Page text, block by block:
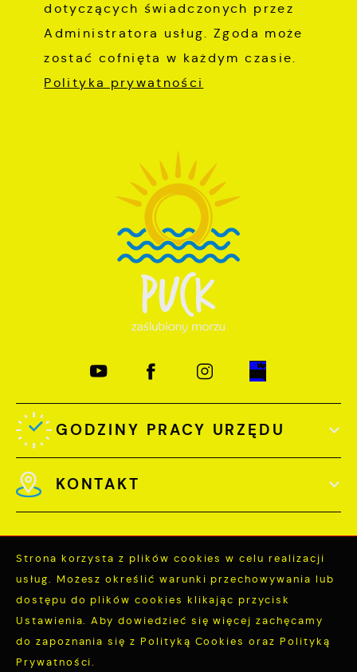
dotyczących świadczonych przez
Administratora usług. Zgoda może
zostać cofnięta w każdym czasie.
Polityka prywatności
GODZINY PRACY URZĘDU
KONTAKT
Odwiedzin: 3771910
Online: 330
Strona korzysta z plików cookies w celu realizacji
usług. Możesz określić warunki przechowywania lub
dostępu do plików cookies klikając przycisk
Ustawienia. Aby dowiedzieć się więcej zachęcamy
do zapoznania się z Polityką Cookies oraz Polityką
Prywatności.